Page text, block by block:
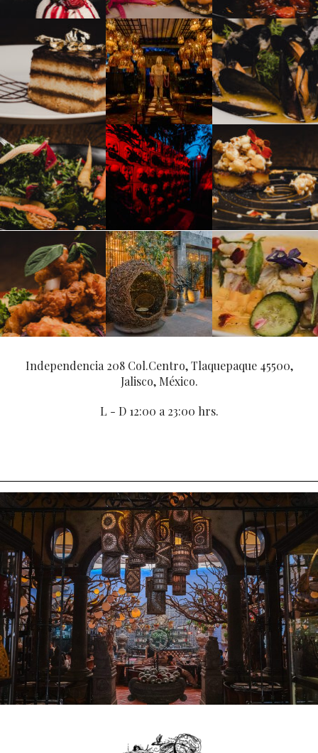
Independencia 208 Col.Centro, Tlaquepaque 45500,
Jalisco, México.
L - D 12:00 a 23:00 hrs.